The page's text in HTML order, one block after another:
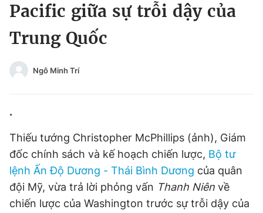
Chào ngày mới
Sản phẩm khác
Tiện ích Bạn cần biết
Tin đã lưu
Tin đã xem
Đăng xuất
Pacific giữa sự trỗi dậy của
Trung Quốc
Ngô Minh Trí
.
Thiếu tướng Christopher McPhillips (ảnh), Giám
đốc chính sách và kế hoạch chiến lược, Bộ tư
lệnh Ấn Độ Dương - Thái Bình Dương của quân
đội Mỹ, vừa trả lời phỏng vấn Thanh Niên về
chiến lược của Washington trước sự trỗi dậy của